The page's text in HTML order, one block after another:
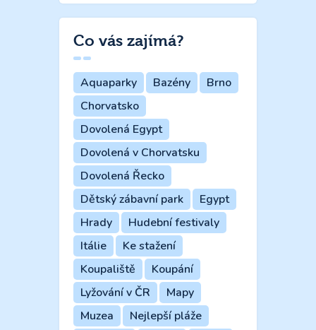
Co vás zajímá?
Aquaparky Bazény
Brno
Chorvatsko
Dovolená Egypt
Dovolená v Chorvatsku
Dovolená Řecko
Dětský zábavní park
Egypt
Hrady
Hudební festivaly
Itálie
Ke stažení
Koupaliště
Koupání
Lyžování v ČR
Mapy
Muzea
Nejlepší pláže